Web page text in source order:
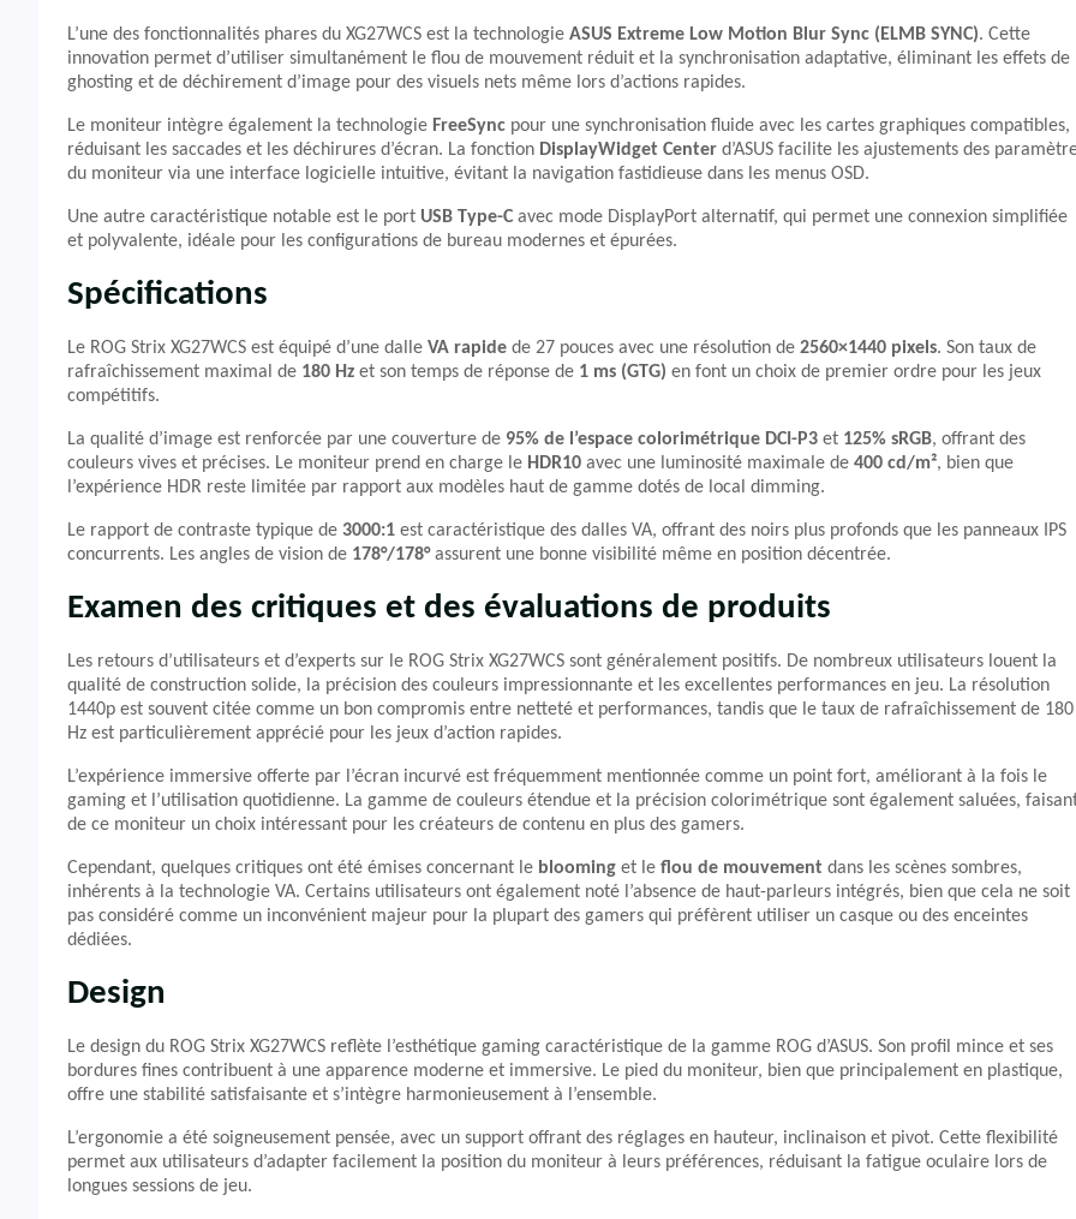
L’une des fonctionnalités phares du XG27WCS est la technologie ASUS Extreme Low Motion Blur Sync (ELMB SYNC). Cette
innovation permet d’utiliser simultanément le flou de mouvement réduit et la synchronisation adaptative, éliminant les effets de
ghosting et de déchirement d’image pour des visuels nets même lors d’actions rapides.
Le moniteur intègre également la technologie FreeSync pour une synchronisation fluide avec les cartes graphiques compatibles,
réduisant les saccades et les déchirures d’écran. La fonction DisplayWidget Center d’ASUS facilite les ajustements des
du moniteur via une interface logicielle intuitive, évitant la navigation fastidieuse dans les menus OSD.
Une autre caractéristique notable est le port USB Type-C avec mode DisplayPort alternatif, qui permet une connexion simplifiée
et polyvalente, idéale pour les configurations de bureau modernes et épurées.
Spécifications
Le ROG Strix XG27WCS est équipé d’une dalle VA rapide de 27 pouces avec une résolution de 2560×1440 pixels. Son taux de
rafraîchissement maximal de 180 Hz et son temps de réponse de 1 ms (GTG) en font un choix de premier ordre pour les jeux
compétitifs.
La qualité d’image est renforcée par une couverture de 95% de l’espace colorimétrique DCI-P3 et 125% sRGB, offrant des
couleurs vives et précises. Le moniteur prend en charge le HDR10 avec une luminosité maximale de 400 cd/m², bien que
l’expérience HDR reste limitée par rapport aux modèles haut de gamme dotés de local dimming.
Le rapport de contraste typique de 3000:1 est caractéristique des dalles VA, offrant des noirs plus profonds que les panneaux IPS
concurrents. Les angles de vision de 178°/178°assurent une bonne visibilité même en position décentrée.
Examen des critiques et des évaluations de produits
Les retours d’utilisateurs et d’experts sur le ROG Strix XG27WCS sont généralement positifs. De nombreux utilisateurs louent la
qualité de construction solide, la précision des couleurs impressionnante et les excellentes performances en jeu. La résolution
1440p est souvent citée comme un bon compromis entre netteté et performances, tandis que le taux de rafraîchissement de 180
Hz est particulièrement apprécié pour les jeux d’action rapides.
L’expérience immersive offerte par l’écran incurvé est fréquemment mentionnée comme un point fort, améliorant à la fois le
gaming et l’utilisation quotidienne. La gamme de couleurs étendue et la précision colorimétrique sont également saluées,
de ce moniteur un choix intéressant pour les créateurs de contenu en plus des gamers.
Cependant, quelques critiques ont été émises concernant le blooming et le flou de mouvement dans les scènes sombres,
inhérents à la technologie VA. Certains utilisateurs ont également noté l’absence de haut-parleurs intégrés, bien que cela ne soit
pas considéré comme un inconvénient majeur pour la plupart des gamers qui préfèrent utiliser un casque ou des enceintes
dédiées.
Design
Le design du ROG Strix XG27WCS reflète l’esthétique gaming caractéristique de la gamme ROG d’ASUS. Son profil mince et ses
bordures fines contribuent à une apparence moderne et immersive. Le pied du moniteur, bien que principalement en plastique,
offre une stabilité satisfaisante et s’intègre harmonieusement à l’ensemble.
L’ergonomie a été soigneusement pensée, avec un support offrant des réglages en hauteur, inclinaison et pivot. Cette flexibilité
permet aux utilisateurs d’adapter facilement la position du moniteur à leurs préférences, réduisant la fatigue oculaire lors de
longues sessions de jeu.